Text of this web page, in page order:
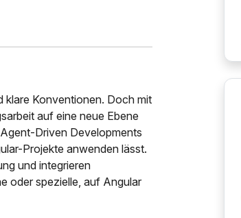
klare Konventionen. Doch mit
auf eine neue Ebene
Driven Developments
Projekte anwenden lässt.
und integrieren
oder spezielle, auf Angular